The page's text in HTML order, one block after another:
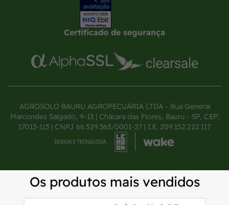
Certificado de segurança
AGROSOLO BAURU AGROPECUÁRIA LTDA - Rua General
Marcondes Salgado, 9-13 | Chácara das Flores, Bauru - SP, CEP:
17013-113 | CNPJ 66.529.363/0001-27 | I.E. 209.152.222.117